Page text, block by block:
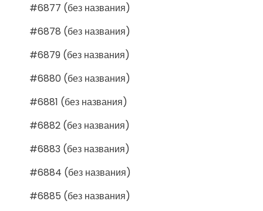
#6877 (без названия)
#6878 (без названия)
#6879 (без названия)
#6880 (без названия)
#6881 (без названия)
#6882 (без названия)
#6883 (без названия)
#6884 (без названия)
#6885 (без названия)